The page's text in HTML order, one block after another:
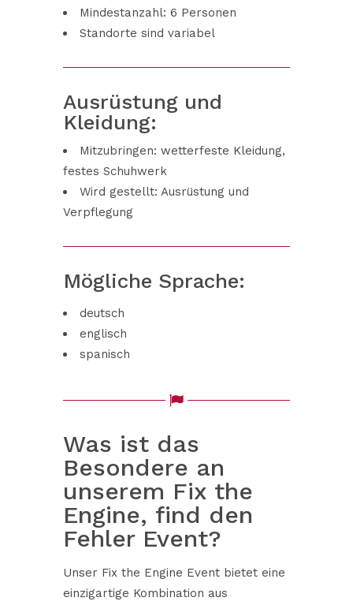
Mindestanzahl: 6 Personen
Standorte sind variabel
Ausrüstung und
Kleidung:
Mitzubringen: wetterfeste Kleidung,
festes Schuhwerk
Wird gestellt: Ausrüstung und
Verpflegung
Mögliche Sprache:
deutsch
englisch
spanisch
Was ist das
Besondere an
unserem Fix the
Engine, find den
Fehler Event?
Unser Fix the Engine Event bietet eine
einzigartige Kombination aus